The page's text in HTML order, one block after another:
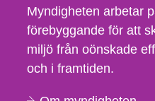
Myndigheten arbetar
förebyggande för att
miljö från oönskade
och i framtiden.